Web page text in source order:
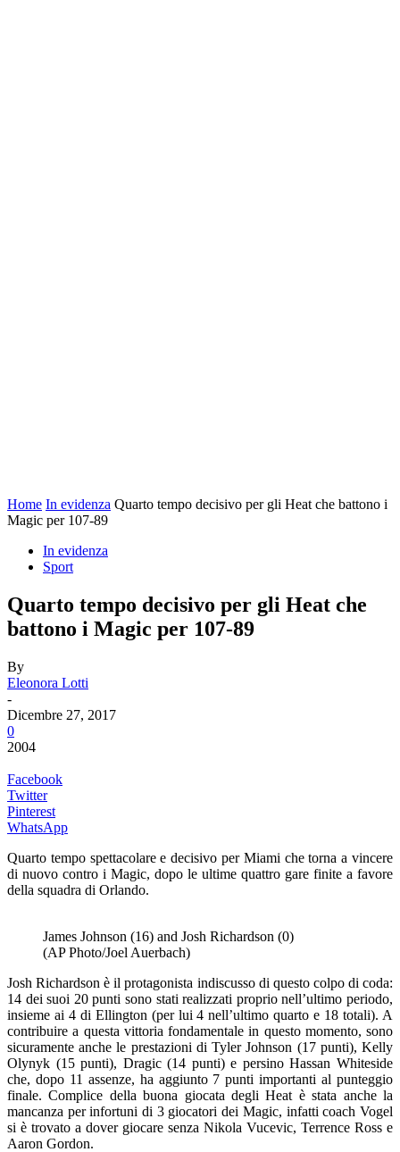
Home In evidenza Quarto tempo decisivo per gli Heat che battono i
Magic per 107-89
In evidenza
Sport
Quarto tempo decisivo per gli Heat che
battono i Magic per 107-89
By
Eleonora Lotti
-
Dicembre 27, 2017
0
2004
Facebook
Twitter
Pinterest
WhatsApp
Quarto tempo spettacolare e decisivo per Miami che torna a vincere
di nuovo contro i Magic, dopo le ultime quattro gare finite a favore
della squadra di Orlando.
James Johnson (16) and Josh Richardson (0)
(AP Photo/Joel Auerbach)
Josh Richardson è il protagonista indiscusso di questo colpo di coda:
14 dei suoi 20 punti sono stati realizzati proprio nell’ultimo periodo,
insieme ai 4 di Ellington (per lui 4 nell’ultimo quarto e 18 totali). A
contribuire a questa vittoria fondamentale in questo momento, sono
sicuramente anche le prestazioni di Tyler Johnson (17 punti), Kelly
Olynyk (15 punti), Dragic (14 punti) e persino Hassan Whiteside
che, dopo 11 assenze, ha aggiunto 7 punti importanti al punteggio
finale. Complice della buona giocata degli Heat è stata anche la
mancanza per infortuni di 3 giocatori dei Magic, infatti coach Vogel
si è trovato a dover giocare senza Nikola Vucevic, Terrence Ross e
Aaron Gordon.